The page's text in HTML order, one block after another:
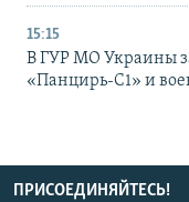
15:15
В ГУР МО Украины
«Панцирь-С1» и
ПРИСОЕДИНЯЙТЕСЬ!